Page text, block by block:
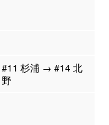
#11 杉浦 → #14 北
野